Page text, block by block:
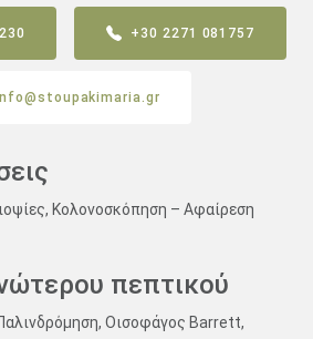
+30 2271 081757
Κολονοσκόπηση – Αφαίρεση
πεπτικού
Οισοφάγος Barrett,